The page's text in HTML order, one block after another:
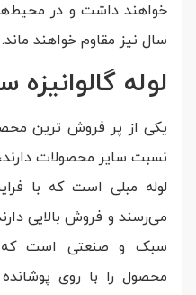
سال نیز مقاوم خواهند ماند.
لوله
یکی از پر فروش ترین
نسبت سایر محصولات دارند،
لوله مبلی است که با
می‌رسند و فروش بالایی
سبک و صنعتی است که
محصول را با روی